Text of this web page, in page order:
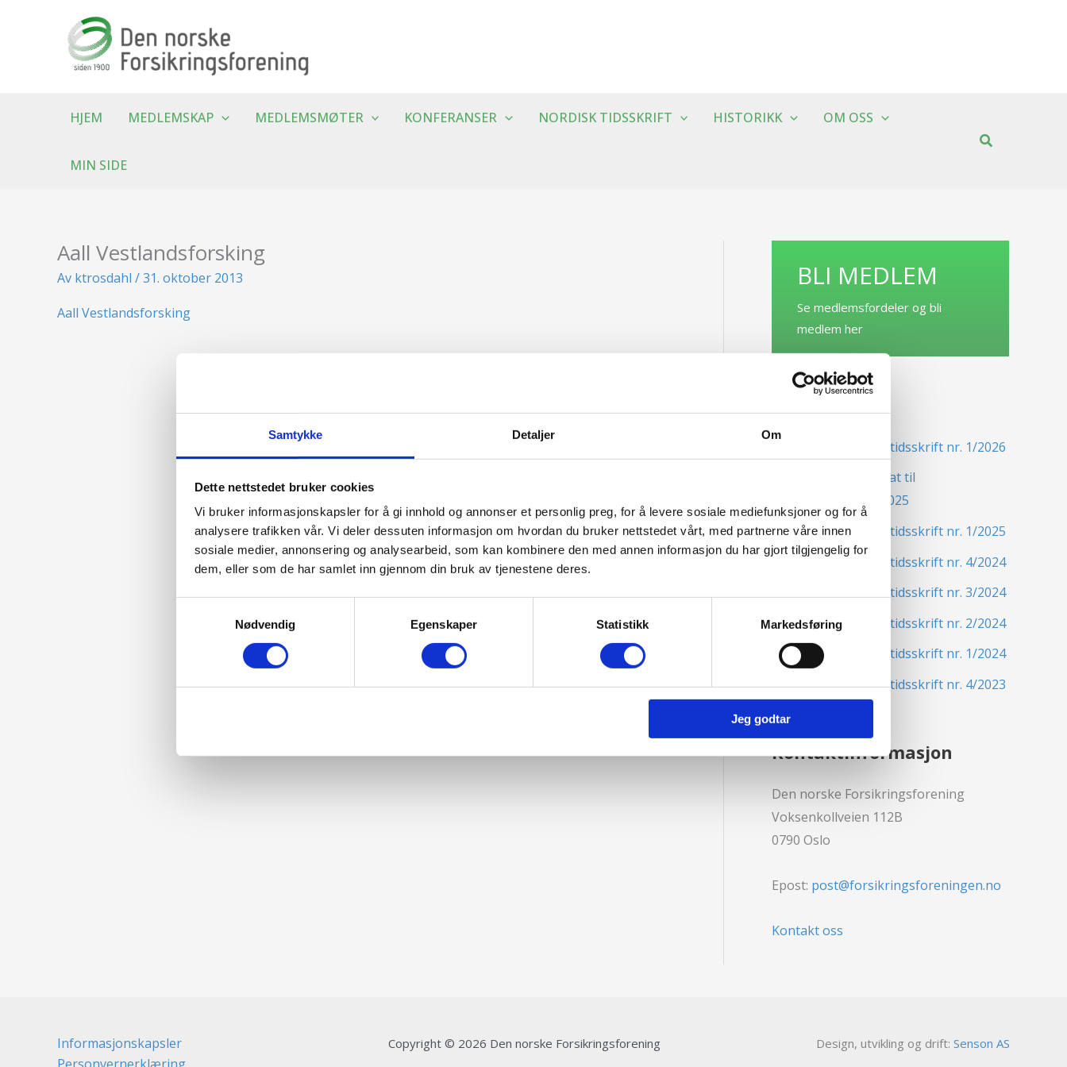
Samtykke Detaljer Om
Dette nettstedet bruker cookies
Vi bruker informasjonskapsler for å gi innhold og annonser et personlig preg, for å levere sosiale mediefunksjoner og for å
analysere trafikken vår. Vi deler dessuten informasjon om hvordan du bruker nettstedet vårt, med partnerne våre innen
sosiale medier, annonsering og analysearbeid, som kan kombinere den med annen informasjon du har gjort tilgjengelig for
dem, eller som de har samlet inn gjennom din bruk av tjenestene deres.
Nødvendig
Egenskaper Statistikk Markedsføring
Jeg godtar
HJEM MEDLEMSKAP MEDLEMSMØTER KONFERANSER NORDISK TIDSSKRIFT HISTORIKK OM OSS
MIN SIDE
Aall Vestlandsforsking
Av ktrosdahl /31. oktober 2013
Aall Vestlandsforsking
BLI MEDLEM
Se medlemsfordeler og bli
medlem her
Nordisk Forsikringstidsskrift nr. 1/2026
Nominer din kandidat til
Forsikringsprisen 2025
Nordisk Forsikringstidsskrift nr. 1/2025
Nordisk Forsikringstidsskrift nr. 4/2024
Nordisk Forsikringstidsskrift nr. 3/2024
Nordisk Forsikringstidsskrift nr. 2/2024
Nordisk Forsikringstidsskrift nr. 1/2024
Nordisk Forsikringstidsskrift nr. 4/2023
Kontaktinformasjon
Den norske Forsikringsforening
Voksenkollveien 112B
0790 Oslo
Epost: post@forsikringsforeningen.no
Kontakt oss
Informasjonskapsler
Copyright © 2026 Den norske Forsikringsforening Design, utvikling og drift: Senson AS